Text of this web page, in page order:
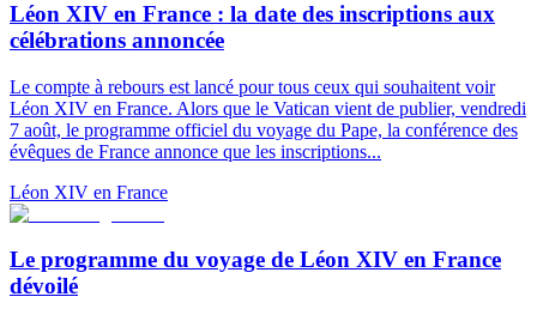
Léon XIV en France : la date des inscriptions aux
célébrations annoncée
Le compte à rebours est lancé pour tous ceux qui souhaitent voir
Léon XIV en France. Alors que le Vatican vient de publier, vendredi
7 août, le programme officiel du voyage du Pape, la conférence des
évêques de France annonce que les inscriptions...
Léon XIV en France
Le programme du voyage de Léon XIV en France
dévoilé